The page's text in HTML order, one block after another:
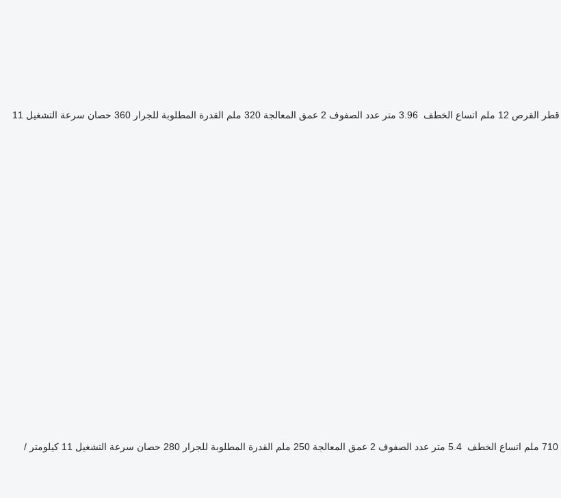
قطر القرص 12 ملم اتساع الخطف 3.96 متر عدد الصفوف 2 عمق المعالجة 320 ملم القدرة المطلوبة للجرار 360 حصان سرعة التشغيل 11
710 ملم اتساع الخطف 5.4 متر عدد الصفوف 2 عمق المعالجة 250 ملم القدرة المطلوبة للجرار 280 حصان سرعة التشغيل
11 كيلومتر /